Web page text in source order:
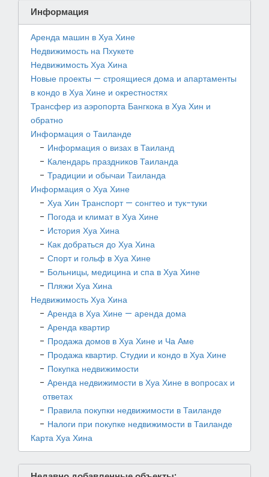
Информация
Аренда машин в Хуа Хине
Недвижимость на Пхукете
Недвижимость Хуа Хина
Новые проекты — строящиеся дома и апартаменты
в кондо в Хуа Хине и окрестностях
Трансфер из аэропорта Бангкока в Хуа Хин и
обратно
Информация о Таиланде
Информация о визах в Таиланд
Календарь праздников Таиланда
Традиции и обычаи Таиланда
Информация о Хуа Хине
Хуа Хин Транспорт — сонгтео и тук-туки
Погода и климат в Хуа Хине
История Хуа Хина
Как добраться до Хуа Хина
Спорт и гольф в Хуа Хине
Больницы, медицина и спа в Хуа Хине
Пляжи Хуа Хина
Недвижимость Хуа Хина
Аренда в Хуа Хине — аренда дома
Аренда квартир
Продажа домов в Хуа Хине и Ча Аме
Продажа квартир. Студии и кондо в Хуа Хине
Покупка недвижимости
Аренда недвижимости в Хуа Хине в вопросах и
ответах
Правила покупки недвижимости в Таиланде
Налоги при покупке недвижимости в Таиланде
Карта Хуа Хина